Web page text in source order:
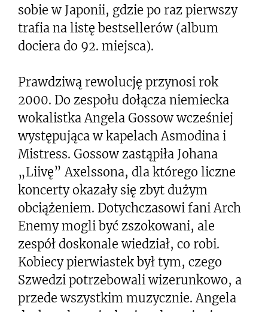
sobie w Japonii, gdzie po raz pierwszy
trafia na listę bestsellerów (album
dociera do 92. miejsca).
Prawdziwą rewolucję przynosi rok
2000. Do zespołu dołącza niemiecka
wokalistka Angela Gossow wcześniej
występująca w kapelach Asmodina i
Mistress. Gossow zastąpiła Johana
„Liivę” Axelssona, dla którego liczne
koncerty okazały się zbyt dużym
obciążeniem. Dotychczasowi fani Arch
Enemy mogli być zszokowani, ale
zespół doskonale wiedział, co robi.
Kobiecy pierwiastek był tym, czego
Szwedzi potrzebowali wizerunkowo, a
przede wszystkim muzycznie. Angela